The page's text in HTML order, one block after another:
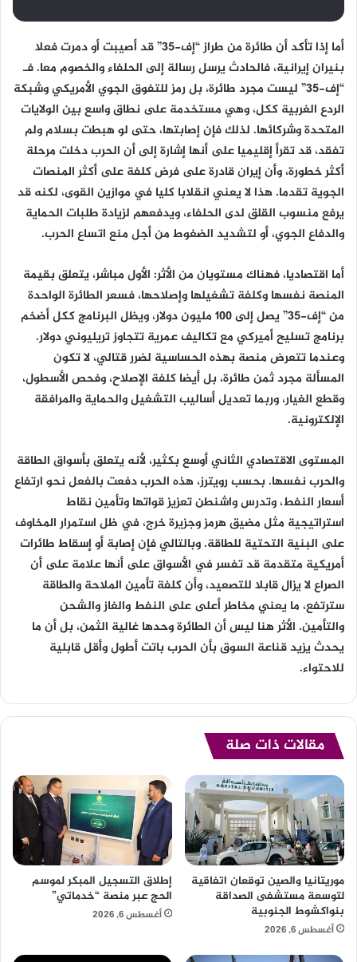
أما إذا تأكد أن طائرة من طراز “إف-35” قد أصيبت أو دمرت فعلا
بنيران إيرانية، فالحادث يرسل رسالة إلى الحلفاء والخصوم معا. فـ
“إف-35” ليست مجرد طائرة، بل رمز للتفوق الجوي الأمريكي وشبكة
الردع الغربية ككل، وهي مستخدمة على نطاق واسع بين الولايات
المتحدة وشركائها. لذلك فإن إصابتها، حتى لو هبطت بسلام ولم
تفقد، قد تقرأ إقليميا على أنها إشارة إلى أن الحرب دخلت مرحلة
أكثر خطورة، وأن إيران قادرة على فرض كلفة على أكثر المنصات
الجوية تقدما. هذا لا يعني انقلابا كليا في موازين القوى، لكنه قد
يرفع منسوب القلق لدى الحلفاء، ويدفعهم لزيادة طلبات الحماية
والدفاع الجوي، أو لتشديد الضغوط من أجل منع اتساع الحرب.
أما اقتصاديا، فهناك مستويان من الأثر: الأول مباشر، يتعلق بقيمة
المنصة نفسها وكلفة تشغيلها وإصلاحها، فسعر الطائرة الواحدة
من “إف-35” يصل إلى 100 مليون دولار، ويظل البرنامج ككل أضخم
برنامج تسليح أميركي مع تكاليف عمرية تتجاوز تريليوني دولار.
وعندما تتعرض منصة بهذه الحساسية لضرر قتالي، لا تكون
المسألة مجرد ثمن طائرة، بل أيضا كلفة الإصلاح، وفحص الأسطول،
وقطع الغيار، وربما تعديل أساليب التشغيل والحماية والمرافقة
الإلكترونية.
المستوى الاقتصادي الثاني أوسع بكثير، لأنه يتعلق بأسواق الطاقة
والحرب نفسها. بحسب رويترز، هذه الحرب دفعت بالفعل نحو ارتفاع
أسعار النفط، وتدرس واشنطن تعزيز قواتها وتأمين نقاط
استراتيجية مثل مضيق هرمز وجزيرة خرج، في ظل استمرار المخاوف
على البنية التحتية للطاقة. وبالتالي فإن إصابة أو إسقاط طائرات
أمريكية متقدمة قد تفسر في الأسواق على أنها علامة على أن
الصراع لا يزال قابلا للتصعيد، وأن كلفة تأمين الملاحة والطاقة
سترتفع، ما يعني مخاطر أعلى على النفط والغاز والشحن
والتأمين. الأثر هنا ليس أن الطائرة وحدها غالية الثمن، بل أن ما
يحدث يزيد قناعة السوق بأن الحرب باتت أطول وأقل قابلية
للاحتواء.
مقالات ذات صلة
موريتانيا والصين توقعان اتفاقية
لتوسعة مستشفى الصداقة
بنواكشوط الجنوبية
أغسطس 6, 2026
إطلاق التسجيل المبكر لموسم
الحج عبر منصة “خدماتي”
أغسطس 6, 2026